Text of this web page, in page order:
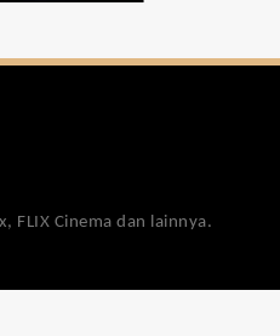
FLIX Cinema dan lainnya.